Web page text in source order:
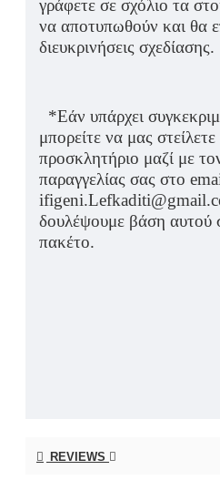
γράφετε σε σχόλιο τα
να αποτυπωθούν και θα
διευκρινήσεις σχεδίασης.
*Εάν υπάρχει
μπορείτε να μας
προσκλητήριο μαζί με
παραγγελίας σας στο
δουλέψουμε βάση αυτού
πακέτο.
REVIEWS